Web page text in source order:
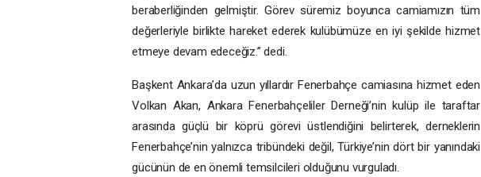
beraberliğinden gelmiştir. Görev süremiz boyunca camiamızın tüm
değerleriyle birlikte hareket ederek kulübümüze en iyi şekilde hizmet
etmeye devam edeceğiz.” dedi.
Başkent Ankara’da uzun yıllardır Fenerbahçe camiasına hizmet eden
Volkan Akan, Ankara Fenerbahçeliler Derneği’nin kulüp ile taraftar
arasında güçlü bir köprü görevi üstlendiğini belirterek, derneklerin
Fenerbahçe’nin yalnızca tribündeki değil, Türkiye’nin dört bir yanındaki
gücünün de en önemli temsilcileri olduğunu vurguladı.